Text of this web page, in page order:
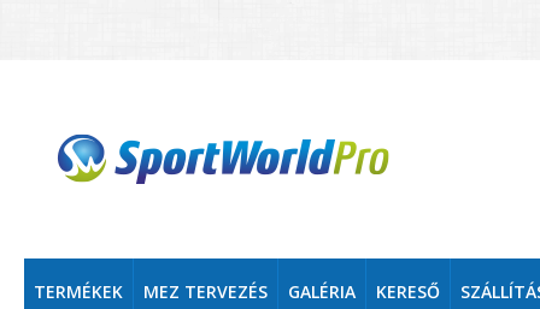
TERMÉKEK MEZ TERVEZÉS GALÉRIA KERESŐ